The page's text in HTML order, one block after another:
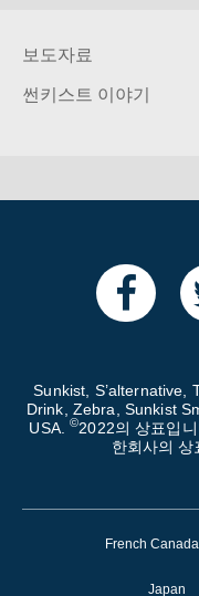
보도자료
썬키스트 이야기
Sunkist, S’alternative,
Drink, Zebra, Sunkist
USA.©2022의 상표입
한회사의 상
French Canada
Japan